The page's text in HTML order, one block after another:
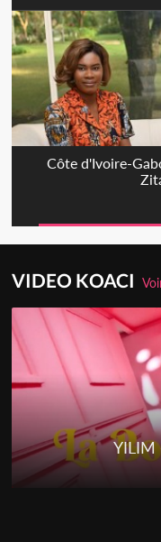
Côte d'Ivoire-
VIDEO KOACI
YILIM